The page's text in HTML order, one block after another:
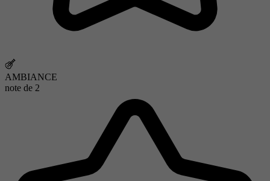
AMBIANCE
note de 2